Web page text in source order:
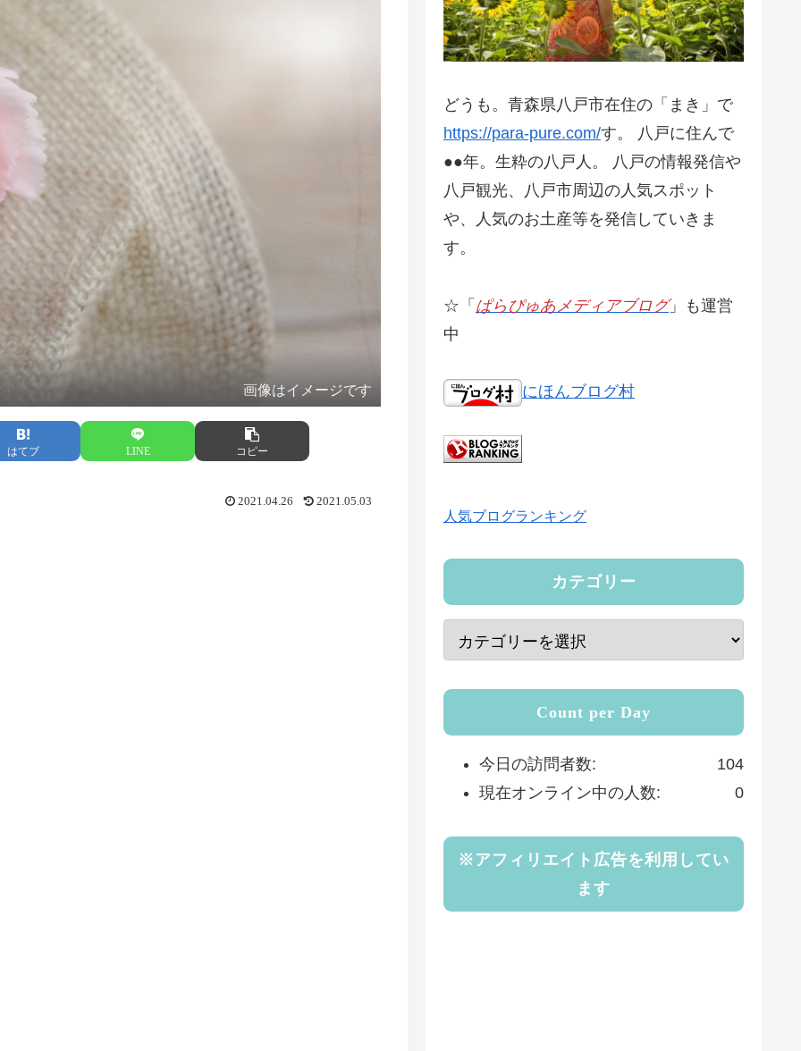
画像はイメージです
はてブ LINE コピー
2021.04.26 2021.05.03
どうも。青森県八戸市在住の「まき」で
https://para-pure.com/す。 八戸に住んで
●●年。生粋の八戸人。 八戸の情報発信や
八戸観光、八戸市周辺の人気スポット
や、人気のお土産等を発信していきま
す。
☆「 ぱらぴゅあメディアブログ」も運営
中
にほんブログ村
人気ブログランキング
カテゴリー
Count per Day
104
今日の訪問者数:
0
現在オンライン中の人数:
※アフィリエイト広告を利用してい
ます